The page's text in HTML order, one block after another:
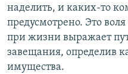
наделить, и каких-то
предусмотрено. Это
при жизни выражает
завещания, определив
имущества.